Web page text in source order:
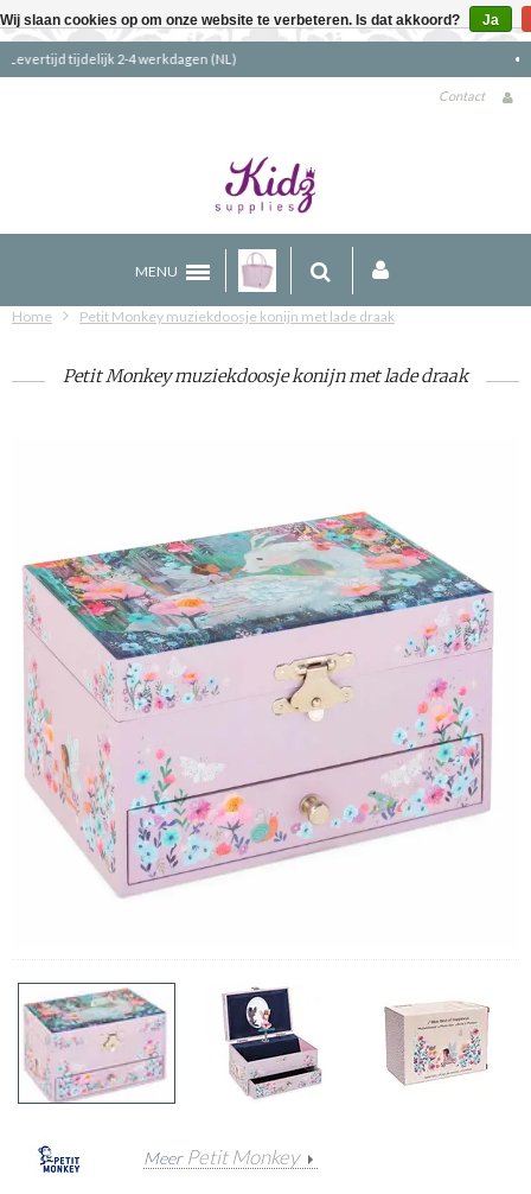
Gratis verzending boven €90 (NL)
Contact
MENU
Home Petit Monkey muziekdoosje konijn met lade draak
Petit Monkey muziekdoosje konijn met lade draak
Meer Petit Monkey
Wij slaan cookies op om onze website te verbeteren. Is dat akkoord? Ja